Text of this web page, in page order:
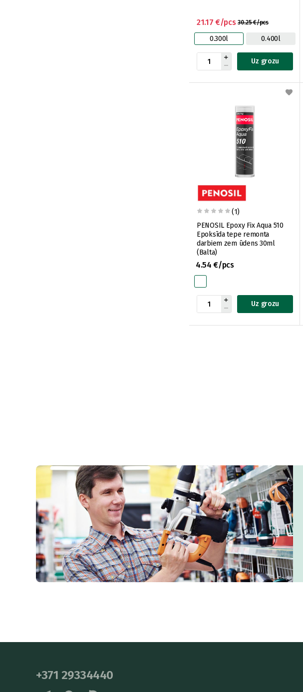
30.25 €/pcs
21.17 €/pcs
0.300l 0.400l
Uz grozu
(1)
PENOSIL Epoxy Fix Aqua 510
Epoksīda tepe remonta
darbiem zem ūdens 30ml
(Balta)
4.54 €/pcs
Uz grozu
+371 29334440